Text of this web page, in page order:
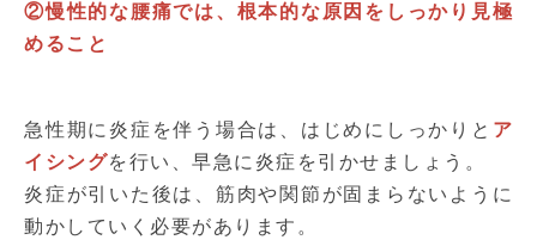
②慢性的な腰痛では、根本的な原因をしっかり見極
めること
急性期に炎症を伴う場合は、はじめにしっかりと ア
イシングを行い、早急に炎症を引かせましょう。
炎症が引いた後は、筋肉や関節が固まらないように
動かしていく必要があります。